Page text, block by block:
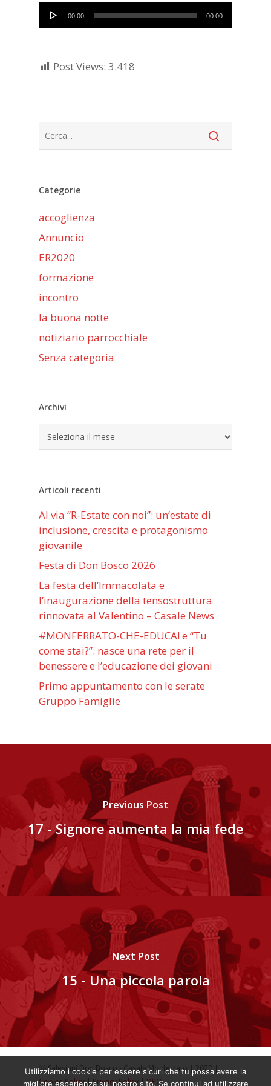
Audio
Player
00:00 00:00
Post Views: 3.418
Categorie
accoglienza
Annuncio
ER2020
formazione
incontro
la buona notte
notiziario parrocchiale
Senza categoria
Archivi
Archivi
Articoli recenti
Al via “R-Estate con noi”: un’estate di
inclusione, crescita e protagonismo
giovanile
Festa di Don Bosco 2026
La festa dell’Immacolata e
l’inaugurazione della tensostruttura
rinnovata al Valentino – Casale News
#MONFERRATO-CHE-EDUCA! e “Tu
come stai?”: nasce una rete per il
benessere e l’educazione dei giovani
Primo appuntamento con le serate
Gruppo Famiglie
Previous Post
17 - Signore aumenta la mia fede
Next Post
15 - Una piccola parola
ⓒ Salesiani Don Bosco - Casale Monferrato | 2020 |
Cookie Policy|Privacy Policy|DPO
Utilizziamo i cookie per essere sicuri che tu possa avere la
migliore esperienza sul nostro sito. Se continui ad utilizzare